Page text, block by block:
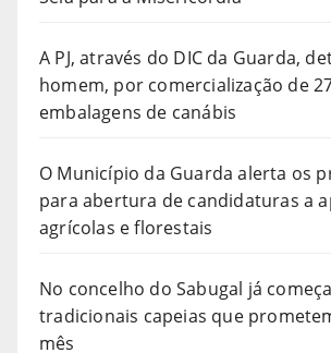
A PJ, através do DIC da Guarda,
homem, por comercialização de
embalagens de canábis
O Município da Guarda alerta os
para abertura de candidaturas a
agrícolas e florestais
No concelho do Sabugal já
tradicionais capeias que
mês